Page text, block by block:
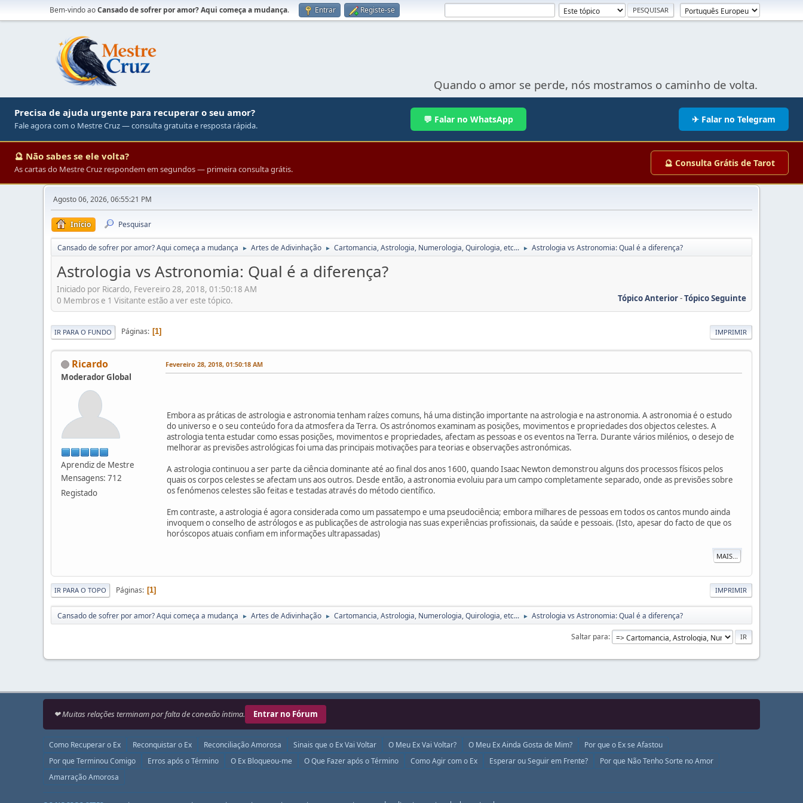
Bem-vindo aoCansado de sofrer por amor? Aqui começa a mudança. Entrar Registe-se
Quando o amor se perde, nós mostramos o caminho de volta.
Precisa de ajuda urgente para recuperar o seu amor?
Fale agora com o Mestre Cruz — consulta gratuita e resposta rápida.
💬 Falar no WhatsApp ✈ Falar no Telegram
🔮 Não sabes se ele volta?
As cartas do Mestre Cruz respondem em segundos — primeira consulta grátis.
🔮 Consulta Grátis de Tarot
Agosto 06, 2026, 06:55:21 PM
Início Pesquisar
Cansado de sofrer por amor? Aqui começa a mudança ► Artes de Adivinhação ► Cartomancia, Astrologia, Numerologia, Quirologia, etc... ► Astrologia vs Astronomia: Qual é a diferença?
Astrologia vs Astronomia: Qual é a diferença?
Iniciado por Ricardo, Fevereiro 28, 2018, 01:50:18 AM
Tópico Anterior-Tópico Seguinte
0 Membros e 1 Visitante estão a ver este tópico.
IMPRIMIR
IR PARA O FUNDO Páginas 1
Ricardo
Moderador Global
Aprendiz de Mestre
Mensagens: 712
Registado
Fevereiro 28, 2018, 01:50:18 AM
Embora as práticas de astrologia e astronomia tenham raízes comuns, há uma distinção importante na astrologia e na astronomia. A astronomia é o estudo
do universo e o seu conteúdo fora da atmosfera da Terra. Os astrónomos examinam as posições, movimentos e propriedades dos objectos celestes. A
astrologia tenta estudar como essas posições, movimentos e propriedades, afectam as pessoas e os eventos na Terra. Durante vários milénios, o desejo de
melhorar as previsões astrológicas foi uma das principais motivações para teorias e observações astronómicas.
A astrologia continuou a ser parte da ciência dominante até ao final dos anos 1600, quando Isaac Newton demonstrou alguns dos processos físicos pelos
quais os corpos celestes se afectam uns aos outros. Desde então, a astronomia evoluiu para um campo completamente separado, onde as previsões sobre
os fenómenos celestes são feitas e testadas através do método científico.
Em contraste, a astrologia é agora considerada como um passatempo e uma pseudociência; embora milhares de pessoas em todos os cantos mundo ainda
invoquem o conselho de astrólogos e as publicações de astrologia nas suas experiências profissionais, da saúde e pessoais. (Isto, apesar do facto de que os
horóscopos atuais confiam em informações ultrapassadas)
MAIS...
IMPRIMIR
IR PARA O TOPO Páginas 1
Cansado de sofrer por amor? Aqui começa a mudança ► Artes de Adivinhação ► Cartomancia, Astrologia, Numerologia, Quirologia, etc... ► Astrologia vs Astronomia: Qual é a diferença?
Saltar para
❤ Muitas relações terminam por falta de conexão íntima. Entrar no Fórum
Como Recuperar o Ex Reconquistar o Ex Reconciliação Amorosa Sinais que o Ex Vai Voltar O Meu Ex Vai Voltar? O Meu Ex Ainda Gosta de Mim?
Por que o Ex se Afastou
Por que Terminou Comigo
Erros após o Término O Ex Bloqueou-me O Que Fazer após o Término Como Agir com o Ex Esperar ou Seguir em Frente?
Por que Não Tenho Sorte no Amor
Amarração Amorosa